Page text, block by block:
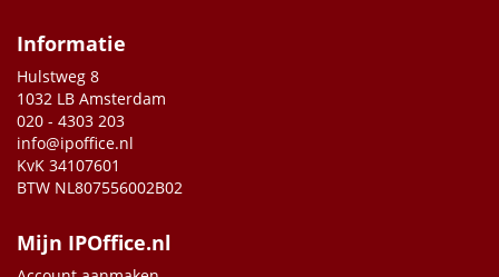
Informatie
Hulstweg 8
1032 LB Amsterdam
020 - 4303 203
info@ipoffice.nl
KvK 34107601
BTW NL807556002B02
Mijn IPOffice.nl